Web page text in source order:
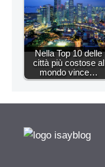
Nella Top 10 delle
città più costose al
mondo vince…